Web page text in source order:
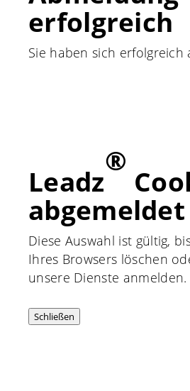
erfolgreich
Sie haben sich erfolgreich
Leadz
®
abgemeldet
Diese Auswahl ist gültig,
Ihres Browsers löschen
unsere Dienste anmelden.
Schließen